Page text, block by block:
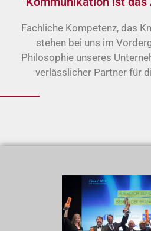
Fachliche Kompetenz, das
stehen bei uns im
Philosophie unseres
verlässlicher Partner für